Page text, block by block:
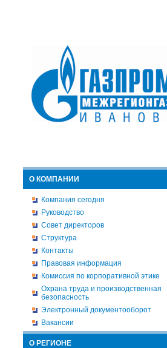
О КОМПАНИИ
Компания сегодня
Руководство
Совет директоров
Структура
Контакты
Правовая информация
Комиссия по корпоративной этике
Охрана труда и производственная
безопасность
Электронный документооборот
Вакансии
О РЕГИОНЕ